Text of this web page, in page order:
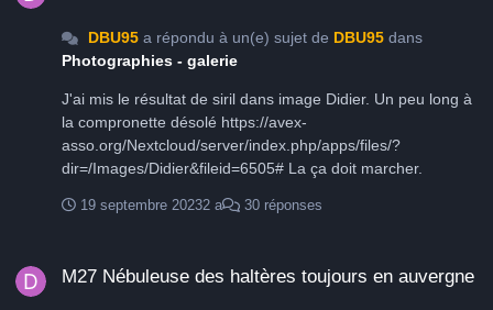
DBU95a répondu à un(e) sujet de DBU95dans
Photographies - galerie
J'ai mis le résultat de siril dans image Didier. Un peu long à
la compronette désolé https://avex-
asso.org/Nextcloud/server/index.php/apps/files/?
dir=/Images/Didier&fileid=6505# La ça doit marcher.
19 septembre 20232 a 30 réponses
M27 Nébuleuse des haltères toujours en auvergne